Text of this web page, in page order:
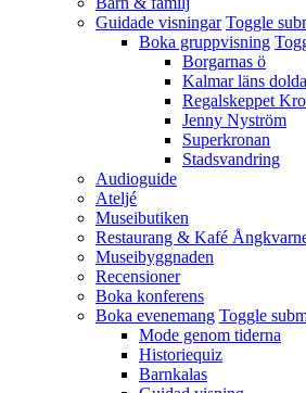
Guidade visningar Toggle
Boka gruppvisning
Borgarnas ö
Kalmar läns
Regalskeppet
Jenny Nyström
Superkronan
Stadsvandring
Audioguide
Ateljé
Museibutiken
Restaurang & Kafé
Museibyggnaden
Recensioner
Boka konferens
Boka evenemang Toggle
Mode genom tiderna
Historiequiz
Barnkalas